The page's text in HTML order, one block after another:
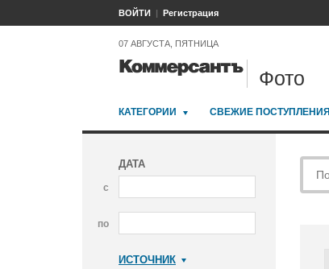
ВОЙТИ Регистрация
07 АВГУСТА, ПЯТНИЦА
Фото
КАТЕГОРИИ СВЕЖИЕ ПОСТУПЛЕНИЯ
ДАТА
с
по
ИСТОЧНИК